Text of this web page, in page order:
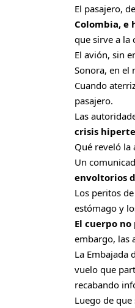
El pasajero,
Colombia, e
que sirve a la
El avión, sin
Sonora, en el
Cuando
pasajero.
Las
crisis
Qué reveló la
Un
envoltorios
Los peritos
estómago y
El cuerpo
embargo, las
La Embajada
vuelo que
recabando
Luego de